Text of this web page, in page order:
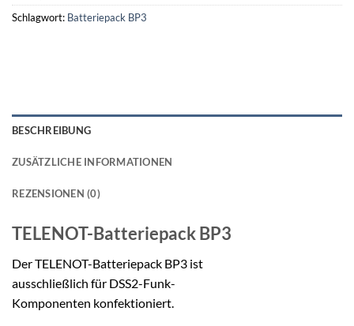
Schlagwort: Batteriepack BP3
BESCHREIBUNG
ZUSÄTZLICHE INFORMATIONEN
REZENSIONEN (0)
TELENOT-BatteriepackBP3
Der TELENOT-Batteriepack BP3 ist
ausschließlich für DSS2-Funk-
Komponenten konfektioniert.